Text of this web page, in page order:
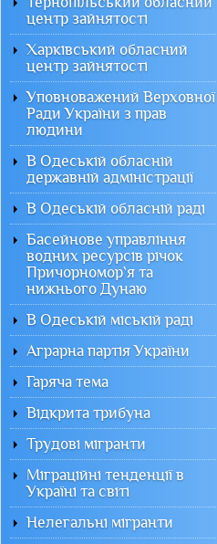
центр зайнятості
Харківський обласний
центр зайнятості
Уповноважений Верховної
Ради України з прав
людини
В Одеській обласній
державній адміністрації
В Одеській обласній раді
Басейнове управління
водних ресурсів річок
Причорномор`я та
нижнього Дунаю
В Одеській міській раді
Аграрна партія України
Гаряча тема
Відкрита трибуна
Трудові мігранти
Міграційні тенденції в
Україні та світі
Нелегальні мігранти